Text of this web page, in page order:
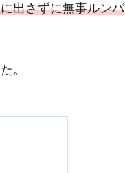
出さずに無事ルンバ
。